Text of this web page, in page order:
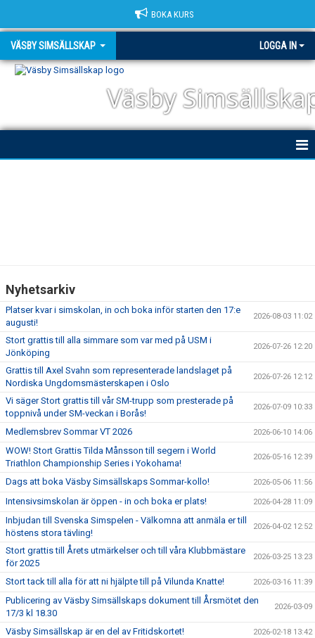
BOKA KURS
VÄSBY SIMSÄLLSKAP LOGGA IN
Väsby
TRIATHLON
KLUBBKLÄDER
Nyhetsarkiv
Platser kvar i simskolan, in och boka inför starten den 17:e
augusti!
2026-08-03 11:02
Stort grattis till alla simmare som var med på USM i
Jönköping
2026-07-26 12:20
Grattis till Axel Svahn som representerade landslaget på
Nordiska Ungdomsmästerskapen i Oslo
2026-07-26 12:12
Vi säger Stort grattis till vår SM-trupp som presterade på
toppnivå under SM-veckan i Borås!
2026-07-09 10:33
Medlemsbrev Sommar VT 2026 2026-06-10 14:06
WOW! Stort Grattis Tilda Månsson till segern i World
Triathlon Championship Series i Yokohama!
2026-05-16 12:39
Dags att boka Väsby Simsällskaps Sommar-kollo! 2026-05-06 11:56
Intensivsimskolan är öppen - in och boka er plats! 2026-04-28 11:09
Inbjudan till Svenska Simspelen - Välkomna att anmäla er till
höstens stora tävling!
2026-04-02 12:52
Stort grattis till Årets utmärkelser och till våra Klubbmästare
för 2025
2026-03-25 13:23
Stort tack till alla för att ni hjälpte till på Vilunda Knatte! 2026-03-16 11:39
Publicering av Väsby Simsällskaps dokument till Årsmötet den
17/3 kl 18.30
2026-03-09
Väsby Simsällskap är en del av Fritidskortet! 2026-02-18 13:42